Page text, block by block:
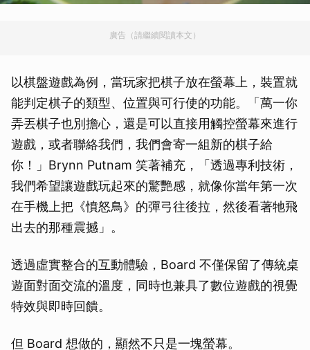
廣告（請繼續閱讀本文）
以棋盤遊戲為例，當玩家把棋子放在螢幕上，裝置就
能判定棋子的類型、位置與可行使的功能。「萬一你
弄丟棋子也別擔心，還是可以直接用觸控螢幕來進行
遊戲，或者聯絡我們，我們會寄一組新的棋子給
你！」Brynn Putnam 笑著補充，「透過專利技術，
我們希望讓遊戲玩起來的驚艷感，就像你當年第一次
在手機上把《憤怒鳥》的彈弓往後拉，然後看著牠飛
出去的那種震撼」。
透過虛實整合的互動體驗，Board 不僅保留了傳統桌
遊面對面交流的溫度，同時也兼具了數位遊戲的視覺
特效與即時回饋。
但 Board 想做的，顯然不只是一塊螢幕。